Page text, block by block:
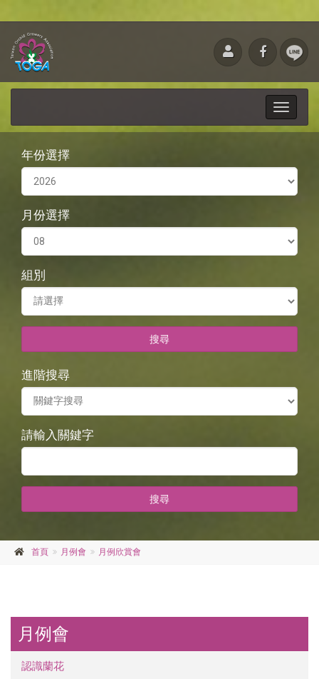
Toggle
年份選擇
月份選擇
組別
搜尋
進階搜尋
請輸入關鍵字
搜尋
首頁 月例會 月例欣賞會
月例會
認識蘭花